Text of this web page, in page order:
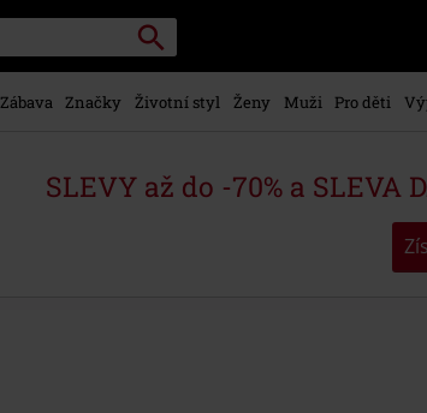
Vyhledávání
Zábava Značky Životní styl Ženy Muži Pro děti
SLEVY až do -70% a SLEVA